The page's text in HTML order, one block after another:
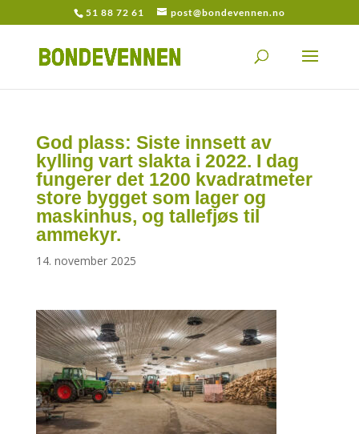
51 88 72 61 post@bondevennen.no
God plass: Siste innsett av
kylling vart slakta i 2022. I dag
fungerer det 1200 kvadratmeter
store bygget som lager og
maskinhus, og tallefjøs til
ammekyr.
14. november 2025